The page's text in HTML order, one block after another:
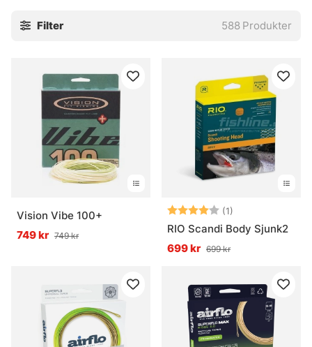
vägledning.
tekniker och situationer. För den som vill byta lina eller
bygga upp en ny flugutrustning finns bra stöd här, utan
krusiduller. En bra lina märks direkt i handen.
» Tillbaka till fiskelinor
Vanliga frågor om flugfiskelinor
Vad är en flugfiskelina?
Vad är tapering på en flugfiskelina?
Vad är klump på en flugfiskelina?
Filter 588 Produkter
Vision Vibe 100+
749 kr 749 kr
Betyg: (1)
RIO Scandi Body Sjunk2
699 kr 699 kr